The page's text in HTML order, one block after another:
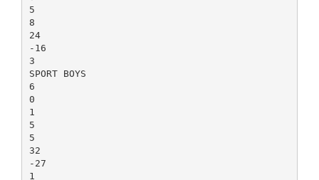
5
8
24
-16
3
SPORT BOYS
6
0
1
5
5
32
-27
1